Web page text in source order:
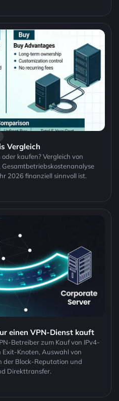
Vergleich
kaufen? Vergleich von
2026 finanziell sinnvoll ist.
einen VPN-Dienst kauft
Betreiber zum Kauf von IPv4-
Exit-Knoten, Auswahl von
der Block-Reputation und
Direkttransfer.